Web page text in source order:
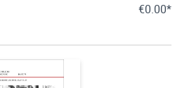
€0.00*